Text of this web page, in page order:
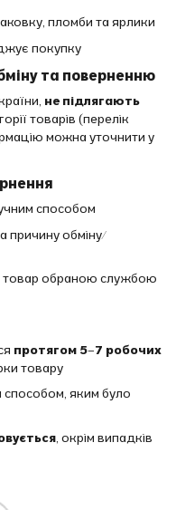
пломби та ярлики
покупку
та поверненню
не підлягають
товарів (перелік
можна уточнити у
способом
причину обміну/
товар обраною службою
протягом 5–7 робочих
товару
яким було
, окрім випадків